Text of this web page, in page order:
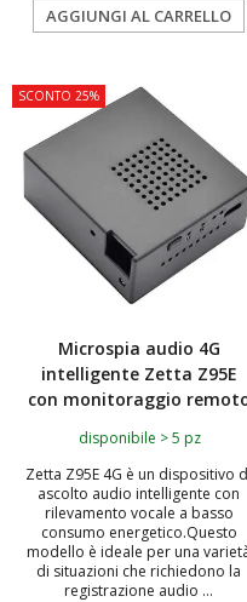
AGGIUNGI AL CARRELLO
SCONTO 25%
Microspia audio 4G
intelligente Zetta Z95E
con monitoraggio
disponibile > 5 pz
Zetta Z95E 4G è un dispositivo
ascolto audio intelligente con
rilevamento vocale a basso
consumo energetico.Questo
modello è ideale per una
di situazioni che richiedono la
registrazione audio ...